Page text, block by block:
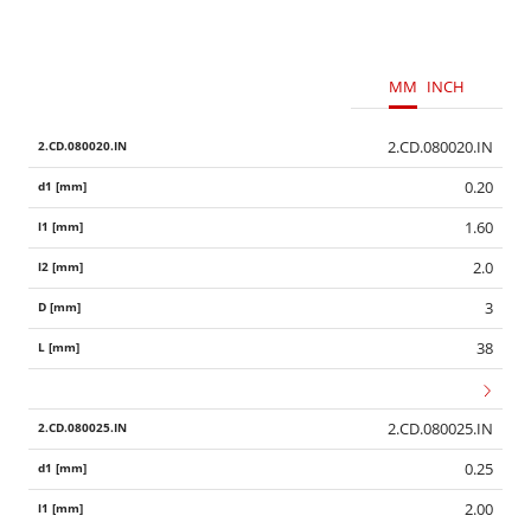
MM INCH
2.CD.080020.IN
0.20
1.60
2.0
3
38
2.CD.080025.IN
0.25
2.00